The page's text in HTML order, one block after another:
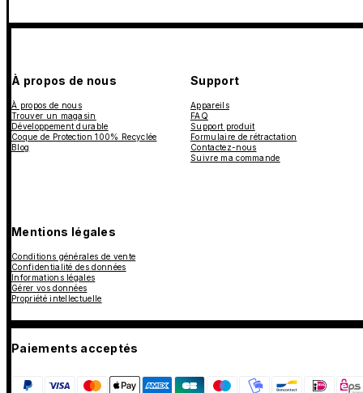
À propos de nous
À propos de nous
Trouver un magasin
Développement durable
Coque de Protection 100% Recyclée
Blog
Support
Appareils
FAQ
Support produit
Formulaire de rétractation
Contactez-nous
Suivre ma commande
Mentions légales
Conditions générales de vente
Confidentialité des données
Informations légales
Gérer vos données
Propriété intellectuelle
Paiements acceptés